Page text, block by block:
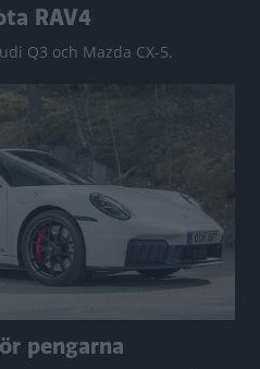
RAV4
Q3 och Mazda CX-5.
pengarna